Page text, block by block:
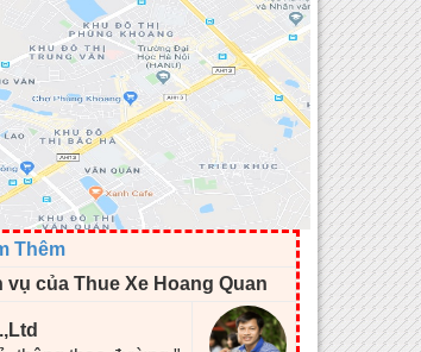
Thêm
của Thue Xe Hoang Quan